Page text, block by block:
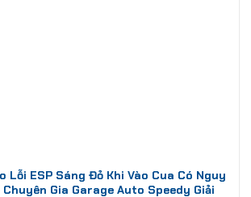
Lỗi ESP Sáng Đỏ Khi Vào Cua Có Nguy
Chuyên Gia Garage Auto Speedy Giải